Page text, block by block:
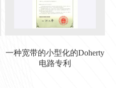
一种宽带的小型化的Doherty
电路专利